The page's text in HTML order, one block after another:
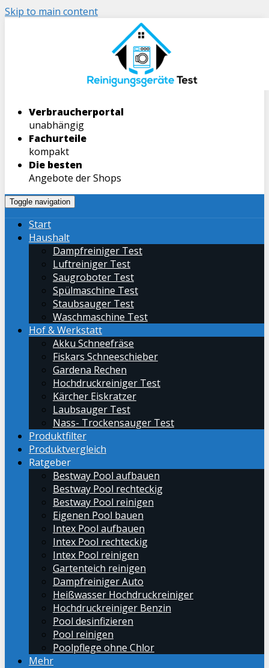
Skip to main content
Verbraucherportal
unabhängig
Fachurteile
kompakt
Die besten
Angebote der Shops
Toggle navigation
Start
Haushalt
Dampfreiniger Test
Luftreiniger Test
Saugroboter Test
Spülmaschine Test
Staubsauger Test
Waschmaschine Test
Hof & Werkstatt
Akku Schneefräse
Fiskars Schneeschieber
Gardena Rechen
Hochdruckreiniger Test
Kärcher Eiskratzer
Laubsauger Test
Nass- Trockensauger Test
Produktfilter
Produktvergleich
Ratgeber
Bestway Pool aufbauen
Bestway Pool rechteckig
Bestway Pool reinigen
Eigenen Pool bauen
Intex Pool aufbauen
Intex Pool rechteckig
Intex Pool reinigen
Gartenteich reinigen
Dampfreiniger Auto
Heißwasser Hochdruckreiniger
Hochdruckreiniger Benzin
Pool desinfizieren
Pool reinigen
Poolpflege ohne Chlor
Mehr